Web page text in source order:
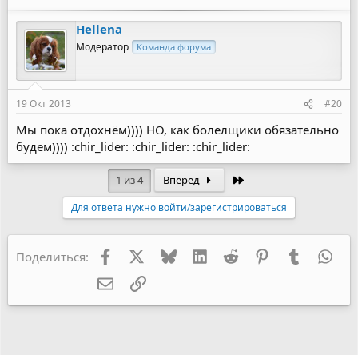
Hellena
Модератор Команда форума
19 Окт 2013 #20
Мы пока отдохнём)))) НО, как болелщики обязательно
будем)))) :chir_lider: :chir_lider: :chir_lider:
1 из 4 Вперёд
Для ответа нужно войти/зарегистрироваться
Поделиться: Facebook BlueskyLinkedInReddit PinterestTumblr
Электронная почта
Ссылка